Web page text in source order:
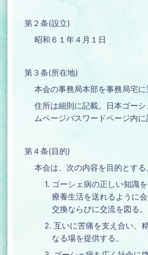
第２条(設立)
昭和６１年４月１日
第３条(所在地)
本会の事務局本部を事務局宅に
住所は細則に記載。日本ゴー
ムページパスワードページ内に
第４条(目的)
本会は、次の内容を目的とする
1. ゴーシェ病の正しい知識
療養生活を送れるように
交換ならびに交流を図る。
2. 互いに苦痛を支え合い、
なる場を提供する。